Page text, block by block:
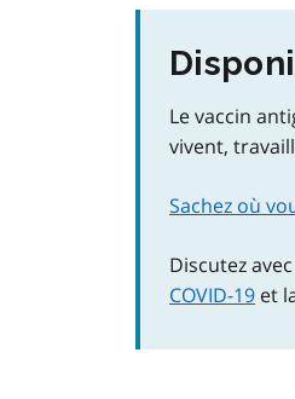
Le vaccin
vivent,
Sachez où
Discutez
COVID-19 et